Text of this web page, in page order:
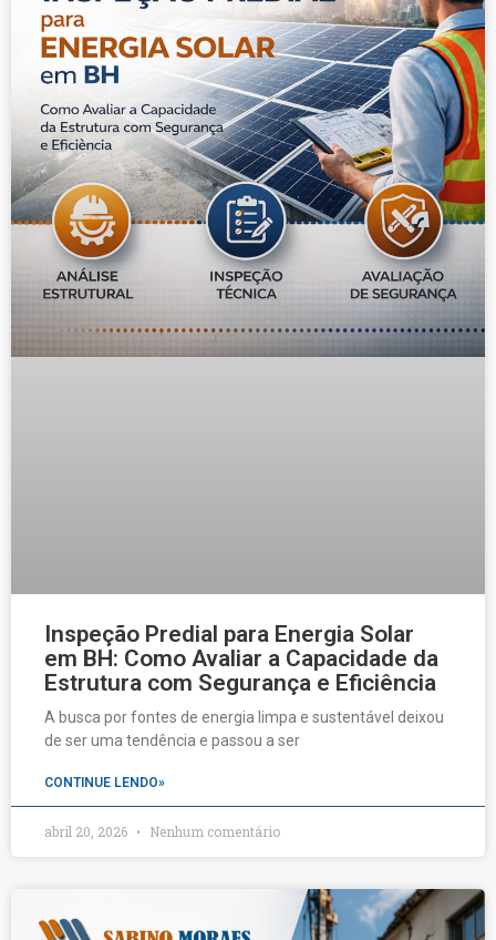
Inspeção Predial para Energia Solar
em BH: Como Avaliar a Capacidade da
Estrutura com Segurança e Eficiência
A busca por fontes de energia limpa e sustentável deixou
de ser uma tendência e passou a ser
CONTINUE LENDO»
abril 20, 2026 Nenhum comentário